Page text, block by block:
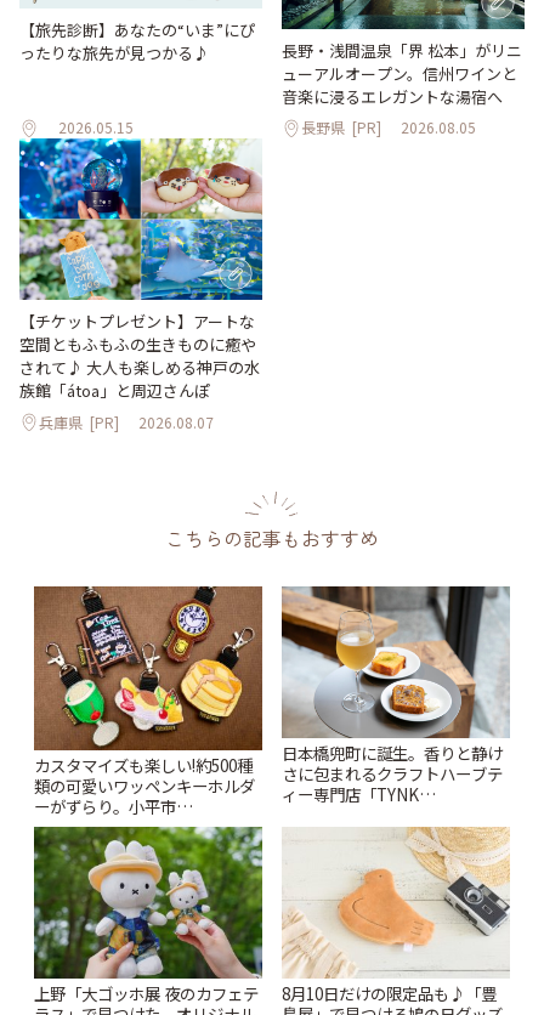
【旅先診断】あなたの“いま”にぴ
ったりな旅先が見つかる♪
2026.05.15
長野・浅間温泉「界 松本」がリニ
ューアルオープン。信州ワインと
音楽に浸るエレガントな湯宿へ
長野県 [PR] 2026.08.05
【チケットプレゼント】アートな
空間ともふもふの生きものに癒や
されて♪ 大人も楽しめる神戸の水
族館「átoa」と周辺さんぽ
兵庫県 [PR] 2026.08.07
こちらの記事もおすすめ
カスタマイズも楽しい!約500種
類の可愛いワッペンキーホルダ
ーがずらり。小平市
「Kimamaya T&K」 | ことりっ
ぷ
日本橋兜町に誕生。香りと静け
さに包まれるクラフトハーブテ
ィー専門店「TYNK
上野「大ゴッホ展 夜のカフェテ
8月10日だけの限定品も♪「豊